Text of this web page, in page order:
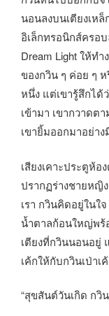
นอนลงบนเตียงเห
อิเล็กทรอนิกส์ครอ
Dream Light ให้ท
ของกวิน ๆ ค่อย ๆ
หนึ่ง แต่เขารู้สึกได้
เข้ามา เขากวาดต
เขายิ้มออกมาอย่า
เสียงเคาะประตูห้
ปรากฏร่างชายหญิ
เรา กวินคิดอยู่ในใ
น้ำตาลก้อนใหญ่พร้
เตียงที่กวินนอนอยู่
เค้กให้กับกวินเป่าเ
“สุขสันต์วันเกิด กวิ